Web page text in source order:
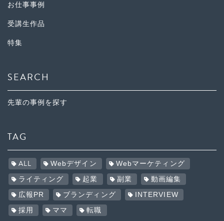
お仕事事例
受講生作品
特集
SEARCH
先輩の事例を探す
TAG
ALL Webデザイン Webマーケティング
ライティング 起業 副業 動画編集
広報PR ブランディング INTERVIEW
採用 ママ 転職